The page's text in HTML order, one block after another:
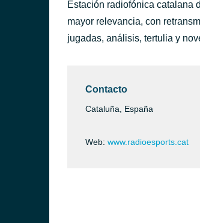
Estación radiofónica catalana
mayor relevancia, con
jugadas, análisis, tertulia y
Contacto
Cataluña, España
Web: www.radioesports.cat